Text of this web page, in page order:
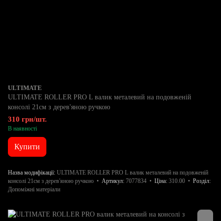
ULTIMATE
ULTIMATE ROLLER PRO L валик металевий на подовженій
консолі 21см з дерев'яною ручкою
310 грн/шт.
В наявності
Купити
Назва модифікації ULTIMATE ROLLER PRO L валик металевий на подовженій
консолі 21см з дерев'яною ручкою
Артикул 7077834 Ціна 310.00
Розділ
Допоміжні матеріали